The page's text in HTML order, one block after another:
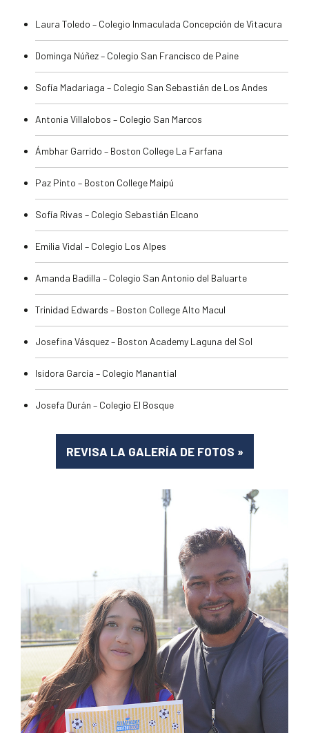
Laura Toledo – Colegio Inmaculada Concepción de Vitacura
Dominga Núñez – Colegio San Francisco de Paine
Sofía Madariaga – Colegio San Sebastián de Los Andes
Antonia Villalobos – Colegio San Marcos
Ámbhar Garrido – Boston College La Farfana
Paz Pinto – Boston College Maipú
Sofía Rivas – Colegio Sebastián Elcano
Emilia Vidal – Colegio Los Alpes
Amanda Badilla – Colegio San Antonio del Baluarte
Trinidad Edwards – Boston College Alto Macul
Josefina Vásquez – Boston Academy Laguna del Sol
Isidora García – Colegio Manantial
Josefa Durán – Colegio El Bosque
REVISA LA GALERÍA DE FOTOS »